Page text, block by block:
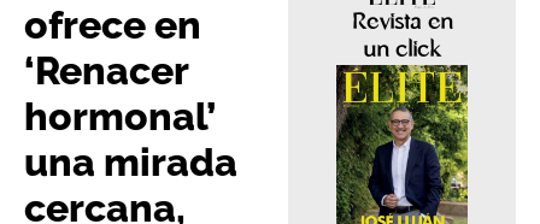
ofrece en
‘Renacer
hormonal’
una mirada
cercana,
Revista en
un click